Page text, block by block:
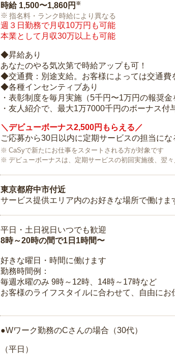
時給 1,500〜1,860円 ※
指名料・ランク時給により異なる
週３日勤務で月収10万円も可能
本業として月収30万以上も可能
◆昇給あり
あなたのやる気次第で時給アップも可！
◆交通費：別途支給。お客様によっては交通費
◆各種インセンティブあり
・表彰制度を毎月実施（5千円〜1万円の報奨金
・友人紹介で、最大1万7000千円のボーナス付
＼デビューボーナス2,500円もらえる／
ご応募から30日以内に定期サービスの担当にな
CaSyで新たにお仕事をスタートされる方が対象です
デビューボーナスは、定期サービスの初回実施後、翌
東京都府中市付近
サービス提供エリア内のお好きな場所で働けま
平日・土日祝日いつでも歓迎
8時～20時の間で1日1時間〜
好きな曜日・時間に働けます
勤務時間例：
毎週水曜のみ 9時～12時、14時～17時など
お客様のライフスタイルに合わせて、自由にお
●Wワーク勤務のCさんの場合（30代）
（平日）